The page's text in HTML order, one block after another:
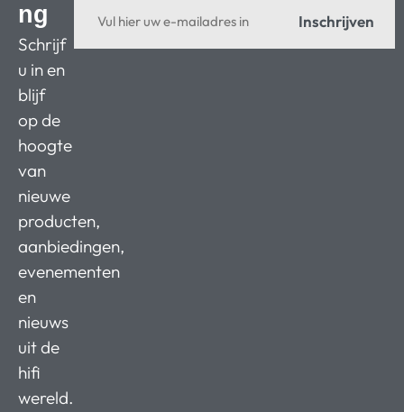
ng
Schrijf
u in en
blijf
op de
hoogte
van
nieuwe
producten,
aanbiedingen,
evenementen
en
nieuws
uit de
hifi
wereld.
Inschrijven